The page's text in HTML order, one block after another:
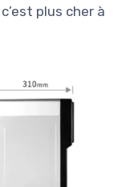
plus cher à